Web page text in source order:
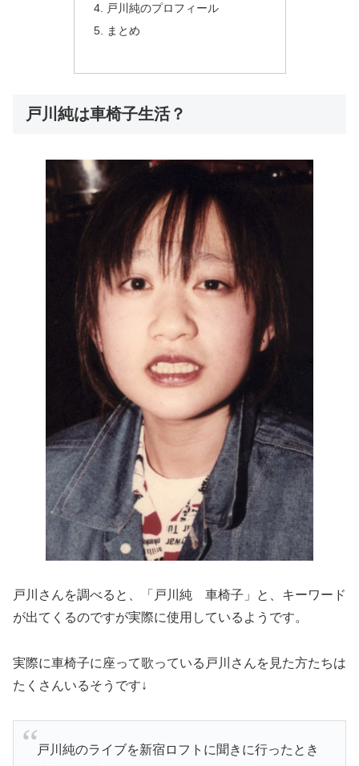
戸川純のプロフィール
まとめ
戸川純は車椅子生活？
戸川さんを調べると、「戸川純 車椅子」と、キーワード
が出てくるのですが実際に使用しているようです。
実際に車椅子に座って歌っている戸川さんを見た方たちは
たくさんいるそうです↓
戸川純のライブを新宿ロフトに聞きに行ったとき